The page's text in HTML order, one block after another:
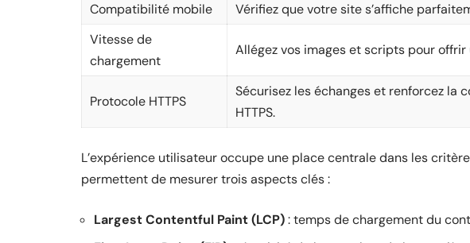
Compatibilité mobile
Vérifiez que votre site s’affiche
Vitesse de
chargement
Allégez vos images et scripts pour
Protocole HTTPS
Sécurisez les échanges et renforcez la
HTTPS.
L’expérience utilisateur occupe une place centrale dans les
permettent de mesurer trois aspects clés :
Largest Contentful Paint (LCP): temps de chargement du